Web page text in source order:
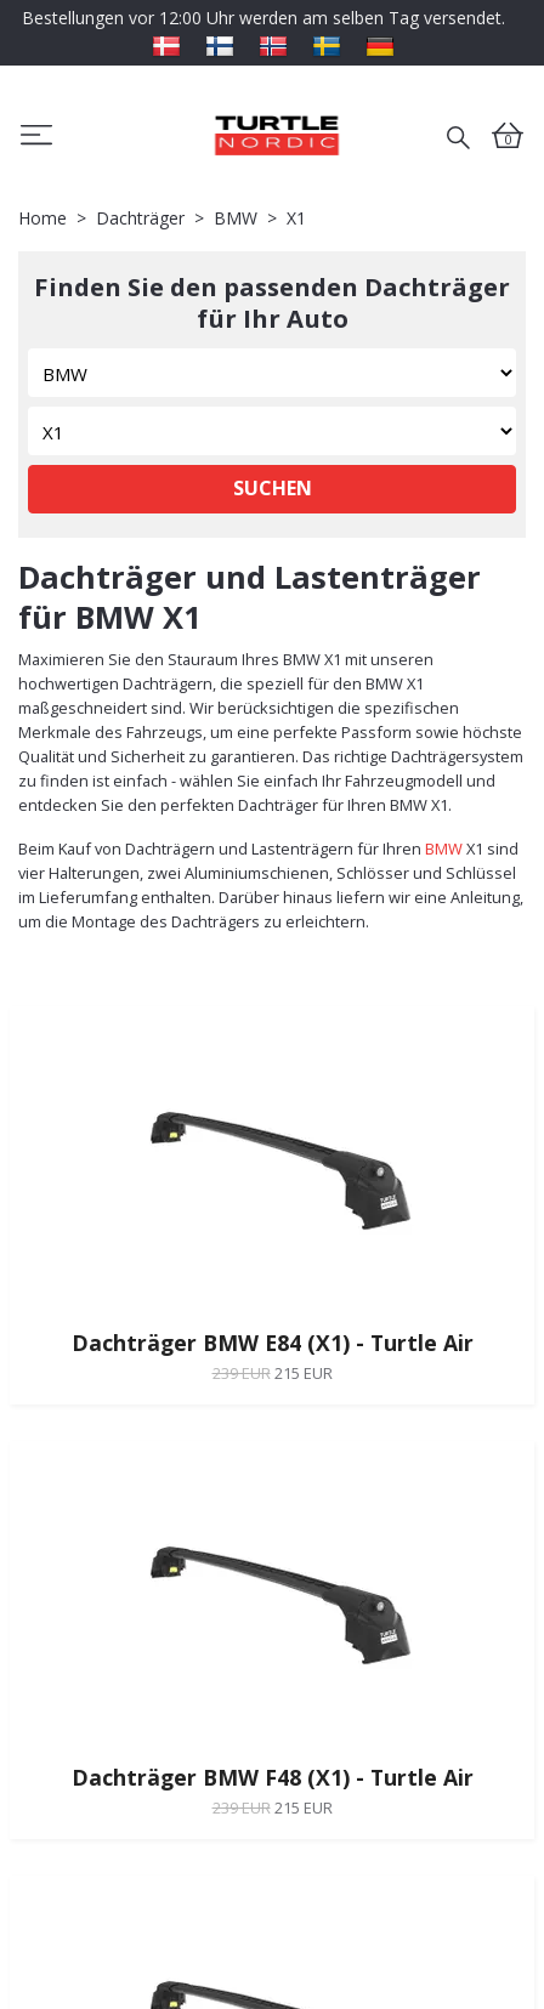
Bestellungen vor 12:00 Uhr werden am selben Tag versendet.
0
Home Dachträger BMW X1
Finden Sie den passenden Dachträger
für Ihr Auto
SUCHEN
Dachträger und Lastenträger
für BMW X1
Maximieren Sie den Stauraum Ihres BMW X1 mit unseren
hochwertigen Dachträgern, die speziell für den BMW X1
maßgeschneidert sind. Wir berücksichtigen die spezifischen
Merkmale des Fahrzeugs, um eine perfekte Passform sowie höchste
Qualität und Sicherheit zu garantieren. Das richtige Dachträgersystem
zu finden ist einfach - wählen Sie einfach Ihr Fahrzeugmodell und
entdecken Sie den perfekten Dachträger für Ihren BMW X1.
Beim Kauf von Dachträgern und Lastenträgern für Ihren BMWX1 sind
vier Halterungen, zwei Aluminiumschienen, Schlösser und Schlüssel
im Lieferumfang enthalten. Darüber hinaus liefern wir eine Anleitung,
um die Montage des Dachträgers zu erleichtern.
Dachträger BMW E84 (X1) - Turtle Air
239 EUR215 EUR
Dachträger BMW F48 (X1) - Turtle Air
239 EUR215 EUR